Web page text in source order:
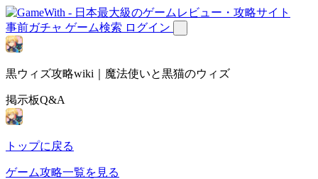
事前ガチャ ゲーム検索 ログイン
黒ウィズ攻略wiki｜魔法使いと黒猫のウィズ
掲示板Q&A
トップに戻る
ゲーム攻略一覧を見る